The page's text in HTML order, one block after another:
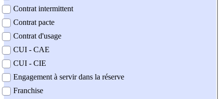
Contrat intermittent
Contrat pacte
Contrat d'usage
CUI - CAE
CUI - CIE
Engagement à servir dans la réserve
Franchise